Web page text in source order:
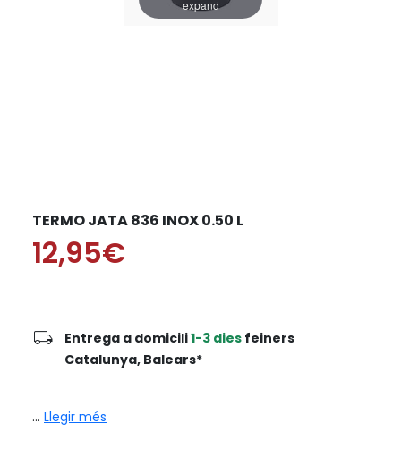
expand
TERMO JATA 836 INOX 0.50 L
12,95€
local_shipping Entrega a domicili1-3 dies feiners
Catalunya, Balears*
... Llegir més